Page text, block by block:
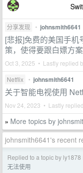
分享发现 • johnsmith6641
[悲报]免费的美国手
策，使得要跟白嫖方
Oct 3, 2025 • Lastly replied
Netflix • johnsmith6641
关于智能电视使用
Nov 24, 2023 • Lastly
» More topics by
johnsmith6641's recent
Replied to a topic by ly1878
无法使用